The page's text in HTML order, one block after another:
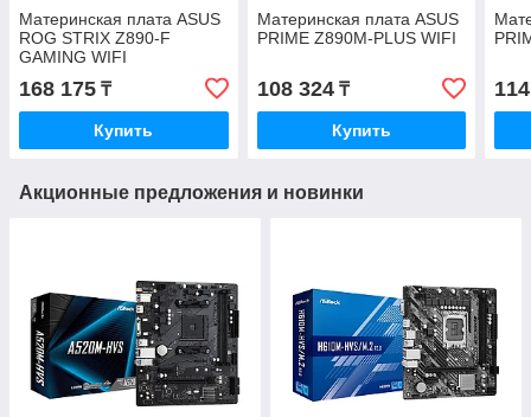
Материнская плата ASUS
ROG STRIX Z890-F
GAMING WIFI
168 175 ₸
Купить
Материнская плата ASUS
PRIME Z890M-PLUS WIFI
108 324₸
Купить
Акционные предложения и новинки